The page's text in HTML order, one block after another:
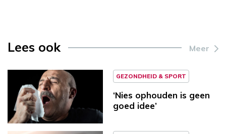
Lees ook Meer
GEZONDHEID & SPORT
‘Nies ophouden is geen
goed idee’